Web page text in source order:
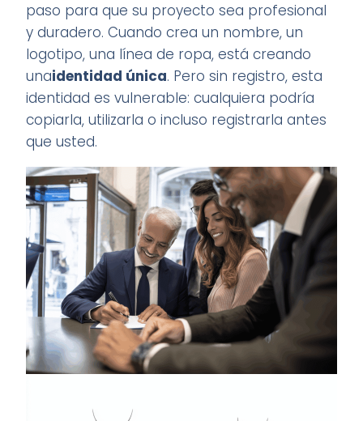
paso para que su proyecto sea profesional
y duradero. Cuando crea un nombre, un
logotipo, una línea de ropa, está creando
unaidentidad única. Pero sin registro, esta
identidad es vulnerable: cualquiera podría
copiarla, utilizarla o incluso registrarla antes
que usted.